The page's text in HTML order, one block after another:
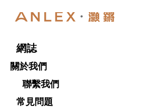
網誌
關於我們
聯繫我們
​ 常見問題